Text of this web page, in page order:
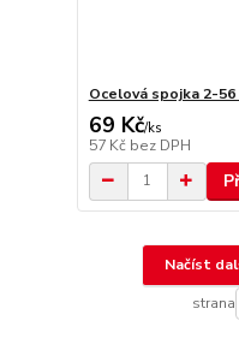
Ocelová spojka 2-56
69 Kč/ks
57 Kč bez DPH
Načíst
strana